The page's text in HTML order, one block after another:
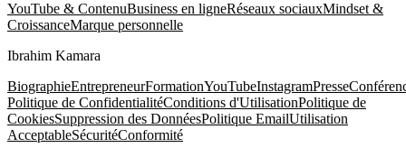
YouTube & ContenuBusiness en ligneRéseaux sociauxMindset &
CroissanceMarque personnelle
Ibrahim Kamara
BiographieEntrepreneurFormationYouTubeInstagramPresse
Politique de ConfidentialitéConditions d'UtilisationPolitique de
CookiesSuppression des DonnéesPolitique EmailUtilisation
AcceptableSécuritéConformité